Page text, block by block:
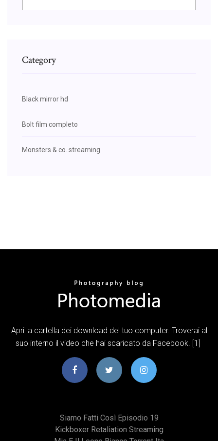
Category
Black mirror hd
Bolt film completo
Monsters & co. streaming
Apri la cartella dei download del tuo computer. Troverai al
suo interno il video che hai scaricato da Facebook. [1]
Siamo Fatti Così Episodio 19
Kickboxer Retaliation Streaming